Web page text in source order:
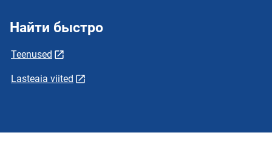
Найти быстро
Teenused
Lasteaia viited